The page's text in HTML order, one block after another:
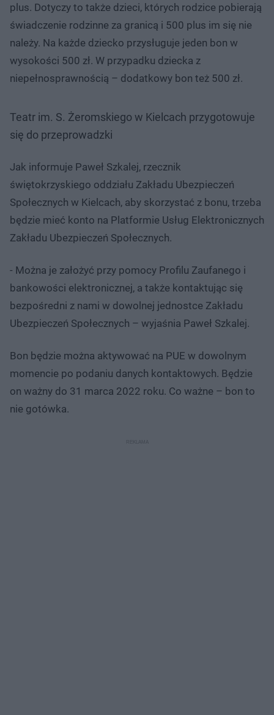
plus. Dotyczy to także dzieci, których rodzice pobierają
świadczenie rodzinne za granicą i 500 plus im się nie
należy. Na każde dziecko przysługuje jeden bon w
wysokości 500 zł. W przypadku dziecka z
niepełnosprawnością – dodatkowy bon też 500 zł.
Teatr im. S. Żeromskiego w Kielcach przygotowuje
się do przeprowadzki
Jak informuje Paweł Szkalej, rzecznik
świętokrzyskiego oddziału Zakładu Ubezpieczeń
Społecznych w Kielcach, aby skorzystać z bonu, trzeba
będzie mieć konto na Platformie Usług Elektronicznych
Zakładu Ubezpieczeń Społecznych.
- Można je założyć przy pomocy Profilu Zaufanego i
bankowości elektronicznej, a także kontaktując się
bezpośredni z nami w dowolnej jednostce Zakładu
Ubezpieczeń Społecznych – wyjaśnia Paweł Szkalej.
Bon będzie można aktywować na PUE w dowolnym
momencie po podaniu danych kontaktowych. Będzie
on ważny do 31 marca 2022 roku. Co ważne – bon to
nie gotówka.